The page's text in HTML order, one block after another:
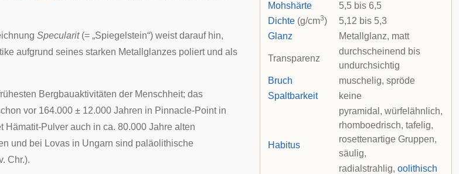
Mohshärte
5,5 bis 6,5
Dichte (g/cm3)
5,12 bis 5,3
Glanz
Metallglanz, matt
Transparenz
durchscheinend bis
undurchsichtig
Bruch
muschelig, spröde
Spaltbarkeit
keine
Habitus
pyramidal, würfelähnlich,
rhomboedrisch, tafelig,
rosettenartige Gruppen,
säulig,
radialstrahlig, oolithisch
Specularit(= „Spiegelstein“) weist darauf hin,
aufgrund seines starken Metallglanzes poliert und als
Bergbauaktivitäten der Menschheit; das
vor 164.000 ± 12.000 Jahren in Pinnacle-Pointin
Hämatit-Pulver auch in ca. 80.000 Jahre alten
und bei Lovas in Ungarn sind paläolithische
Chr.).